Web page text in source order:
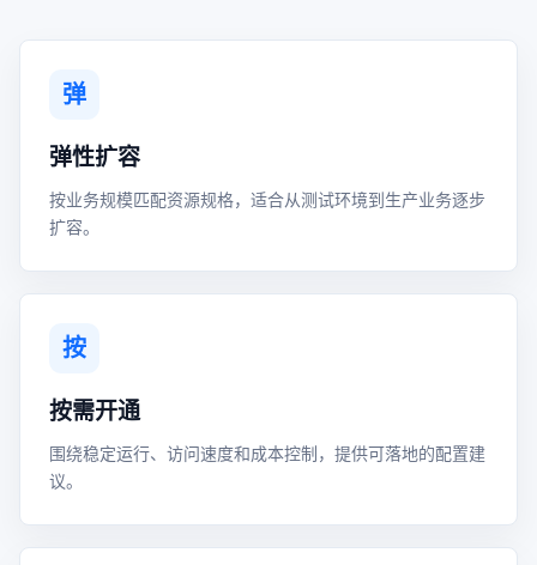
弹
弹性扩容
按业务规模匹配资源规格，适合从测试环境到生产业务逐步
扩容。
按
按需开通
围绕稳定运行、访问速度和成本控制，提供可落地的配置建
议。